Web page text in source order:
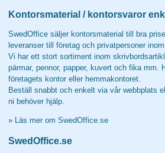
Kontorsmaterial / kontorsvaror
SwedOffice säljer kontorsmaterial till bra
leveranser till företag och privatpersoner
Vi har ett stort sortiment inom
pärmar, pennor, papper, kuvert och fika mm.
företagets kontor eller hemmakontoret.
Beställ snabbt och enkelt via vår webbplats
ni behöver hjälp.
» Läs mer om SwedOffice.se
SwedOffice.se